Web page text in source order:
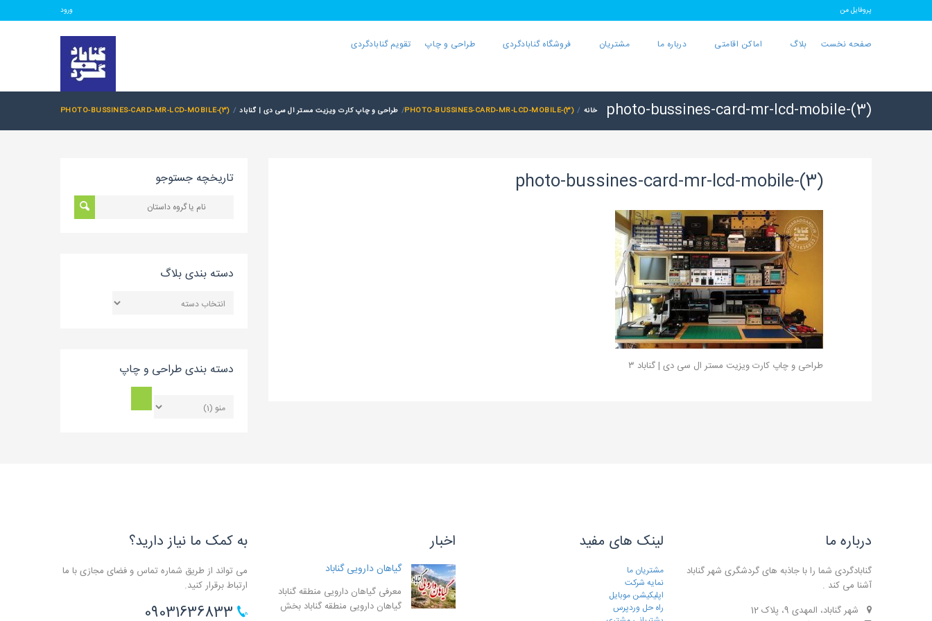
پروفایل من ورود
صفحه نخست بلاگ اماکن اقامتی درباره ما مشتریان فروشگاه گنابادگردی طراحی و چاپ تقویم گنابادگردی
photo-bussines-card-mr-lcd-mobile-(3) خانه PHOTO-BUSSINES-CARD-MR-LCD-MOBILE-(3) طراحی و چاپ کارت ویزیت مستر ال سی دی | گناباد PHOTO-BUSSINES-CARD-MR-LCD-MOBILE-(3)
photo-bussines-card-mr-lcd-mobile-(3)
طراحی و چاپ کارت ویزیت مستر ال سی دی | گناباد ۳
تاریخچه جستوجو
دسته بندی بلاگ
بندی
دسته بندی طراحی و چاپ
درباره ما
گنابادگردی شما را با جاذبه های گردشگری شهر گناباد
آشنا می کند .
شهر گناباد، المهدی 9، پلاک 12
لینک های مفید
مشتریان ما
نمایه شرکت
اپلیکیشن موبایل
راه حل وردپرس
اخبار
گیاهان دارویی گناباد
معرفی گیاهان دارویی منطقه گناباد
گیاهان دارویی منطقه گناباد بخش
به کمک ما نیاز دارید؟
می تواند از طریق شماره تماس و فضای مجازی با ما
ارتباط برقرار کنید.